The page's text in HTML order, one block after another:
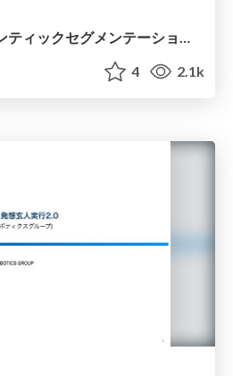
深層学習によるセマンティックセグメンテーションとその最新動向
4 2.1k